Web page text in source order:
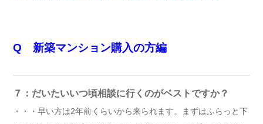
Q 新築マンション購入の方編
７：だいたいいつ頃相談に行くのがベストですか？
・・・早い方は2年前くらいから来られます。まずはふらっと下